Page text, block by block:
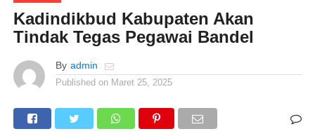
Kadindikbud Kabupaten Akan
Tindak Tegas Pegawai Bandel
By admin
Published on Maret 25, 2025